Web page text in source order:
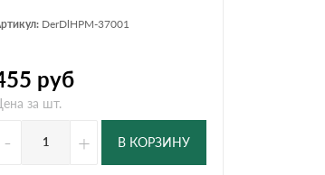
DerDlHPM-37001
руб
за шт.
- + В КОРЗИНУ